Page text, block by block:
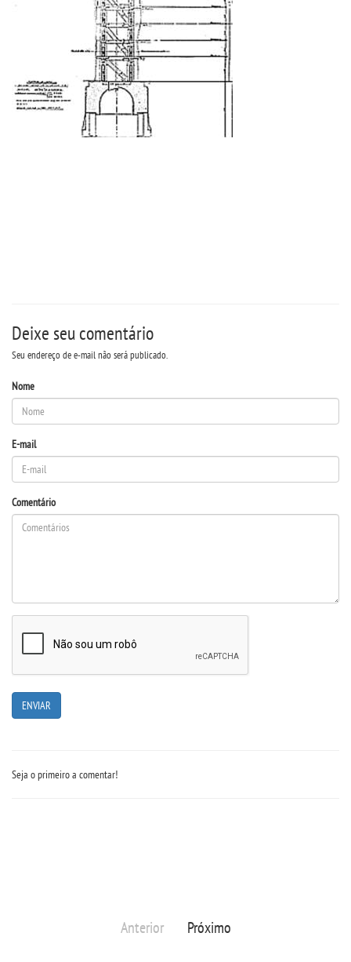
Deixe seu comentário
Seu endereço de e-mail não será publicado.
Nome
E-mail
Comentário
Seja o primeiro a comentar!
Anterior Próximo